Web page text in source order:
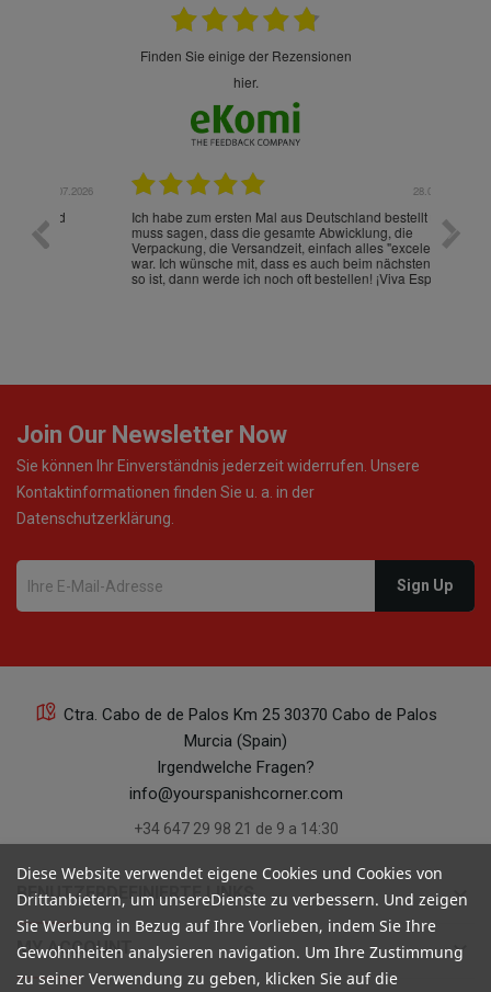
finden Sie einige der Rezensionen
hier.
Ich habe zum ersten Mal aus Deutschland bestellt und
muss sagen, dass die gesamte Abwicklung, die
Verpackung, die Versandzeit, einfach alles "excelente"
war. Ich wünsche mit, dass es auch beim nächsten Mal
so ist, dann werde ich noch oft bestellen! ¡Viva España!
Die
gut
ist
Join Our Newsletter Now
Sie können Ihr Einverständnis jederzeit widerrufen. Unsere
Kontaktinformationen finden Sie u. a. in der
Datenschutzerklärung.
Ctra. Cabo de de Palos Km 25 30370 Cabo de Palos
Murcia (Spain)
Irgendwelche Fragen?
info@yourspanishcorner.com
+34 647 29 98 21 de 9 a 14:30
BENUTZERDEFINIERTE LINKS keyboard_arrow_down
MY ACCOUNT keyboard_arrow_down
Diese Website verwendet eigene Cookies und Cookies von
Drittanbietern, um unsereDienste zu verbessern. Und zeigen
Sie Werbung in Bezug auf Ihre Vorlieben, indem Sie Ihre
Gewohnheiten analysieren navigation. Um Ihre Zustimmung
zu seiner Verwendung zu geben, klicken Sie auf die